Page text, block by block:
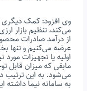
وی افزود: کمک
می‌کند، تنظیم بازار
از درآمد صادرات
عرضه می‌کنیم و تنها
اولیه یا تجهیزات
مابقی که میزان قابل
به سامانه نیما داشته